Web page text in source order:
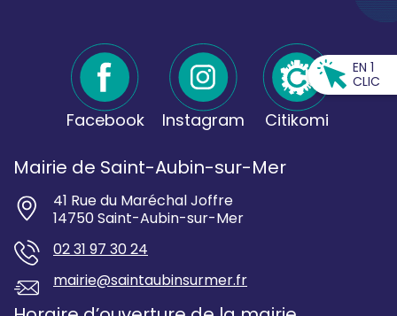
Facebook Instagram Citikomi
Mairie de Saint-Aubin-sur-Mer
41 Rue du Maréchal Joffre
14750 Saint-Aubin-sur-Mer
02 31 97 30 24
mairie@saintaubinsurmer.fr
EN 1
CLIC